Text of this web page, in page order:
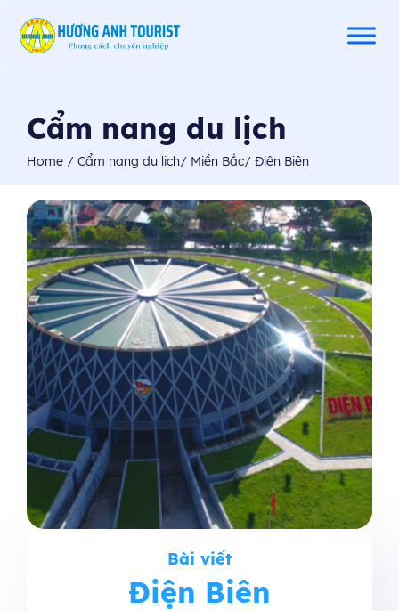
Cẩm nang du lịch
Home / Cẩm nang du lịch/ Miền Bắc/ Điện Biên
Bài viết
Điện Biên